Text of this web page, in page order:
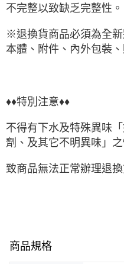
不完整以致缺乏完整性。
※退換貨商品必須為全
本體、附件、內外包裝、
♦♦特別注意♦♦
不得有下水及特殊異味
劑、及其它不明異味」
致商品無法正常辦理退換
商品規格